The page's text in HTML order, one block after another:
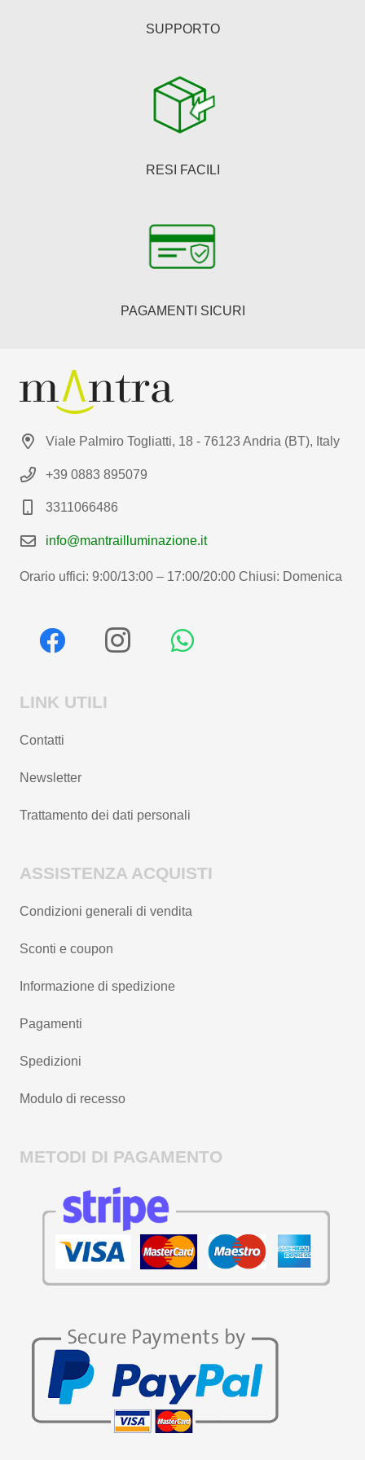
SUPPORTO
RESI FACILI
PAGAMENTI SICURI
Viale Palmiro Togliatti, 18 - 76123 Andria (BT), Italy
+39 0883 895079
3311066486
info@mantrailluminazione.it
Orario uffici: 9:00/13:00 – 17:00/20:00 Chiusi: Domenica
LINK UTILI
Contatti
Newsletter
Trattamento dei dati personali
ASSISTENZA ACQUISTI
Condizioni generali di vendita
Sconti e coupon
Informazione di spedizione
Pagamenti
Spedizioni
Modulo di recesso
METODI DI PAGAMENTO